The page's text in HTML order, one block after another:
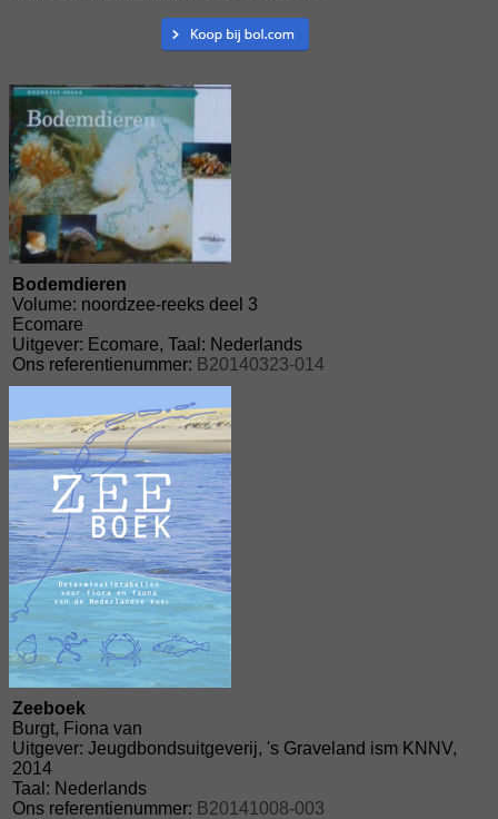
Bodemdieren
Volume: noordzee-reeks deel 3
Ecomare
Uitgever: Ecomare, Taal: Nederlands
Ons referentienummer: B20140323-014
Zeeboek
Burgt, Fiona van
Uitgever: Jeugdbondsuitgeverij, 's Graveland ism KNNV,
2014
Taal: Nederlands
Ons referentienummer: B20141008-003